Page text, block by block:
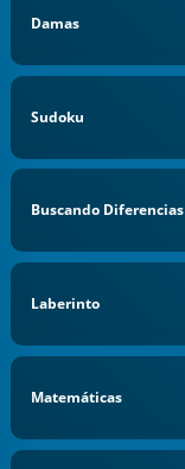
Damas
Sudoku
Buscando Diferencias
Laberinto
Matemáticas